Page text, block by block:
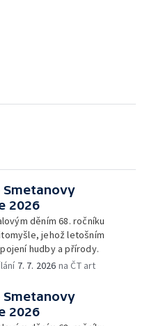
Smetanovy
2026
děním 68. ročníku
jehož letošním
hudby a přírody.
7. 7. 2026 na ČT art
Smetanovy
2026